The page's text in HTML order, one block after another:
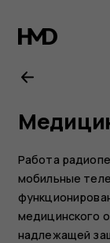
Nokia
G10
user
guide
Работа
мобильные
медицинского
надлежащей